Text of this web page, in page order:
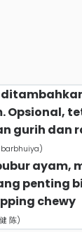
Opsional,
gurih dan
ayam,
penting
chewy
陈)